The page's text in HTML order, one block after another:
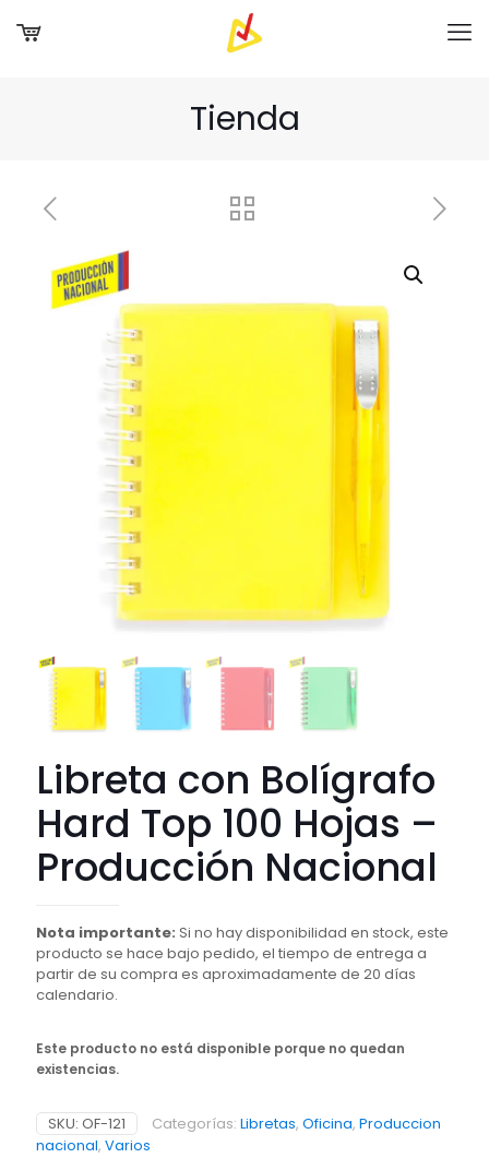
Tienda
Libreta con Bolígrafo
Hard Top 100 Hojas –
Producción Nacional
Nota importante: Si no hay disponibilidad en stock, este
producto se hace bajo pedido, el tiempo de entrega a
partir de su compra es aproximadamente de 20 días
calendario.
Este producto no está disponible porque no quedan
existencias.
SKU: OF-121 Categorías: Libretas, Oficina, Produccion
nacional, Varios